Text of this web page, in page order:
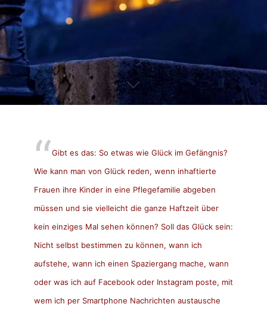
Gibt es das: So etwas wie Glück im Gefängnis?
Wie kann man von Glück reden, wenn inhaftierte
Frauen ihre Kinder in eine Pflegefamilie abgeben
müssen und sie vielleicht die ganze Haftzeit über
kein einziges Mal sehen können? Soll das Glück sein:
Nicht selbst bestimmen zu können, wann ich
aufstehe, wann ich einen Spaziergang mache, wann
oder was ich auf Facebook oder Instagram poste, mit
wem ich per Smartphone Nachrichten austausche